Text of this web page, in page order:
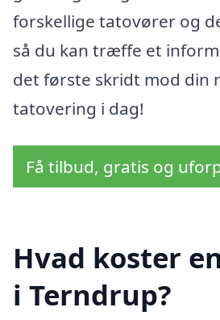
forskellige tatovører og
så du kan træffe et
det første skridt mod din
tatovering i dag!
Få tilbud, gratis og
Hvad koster
i Terndrup?